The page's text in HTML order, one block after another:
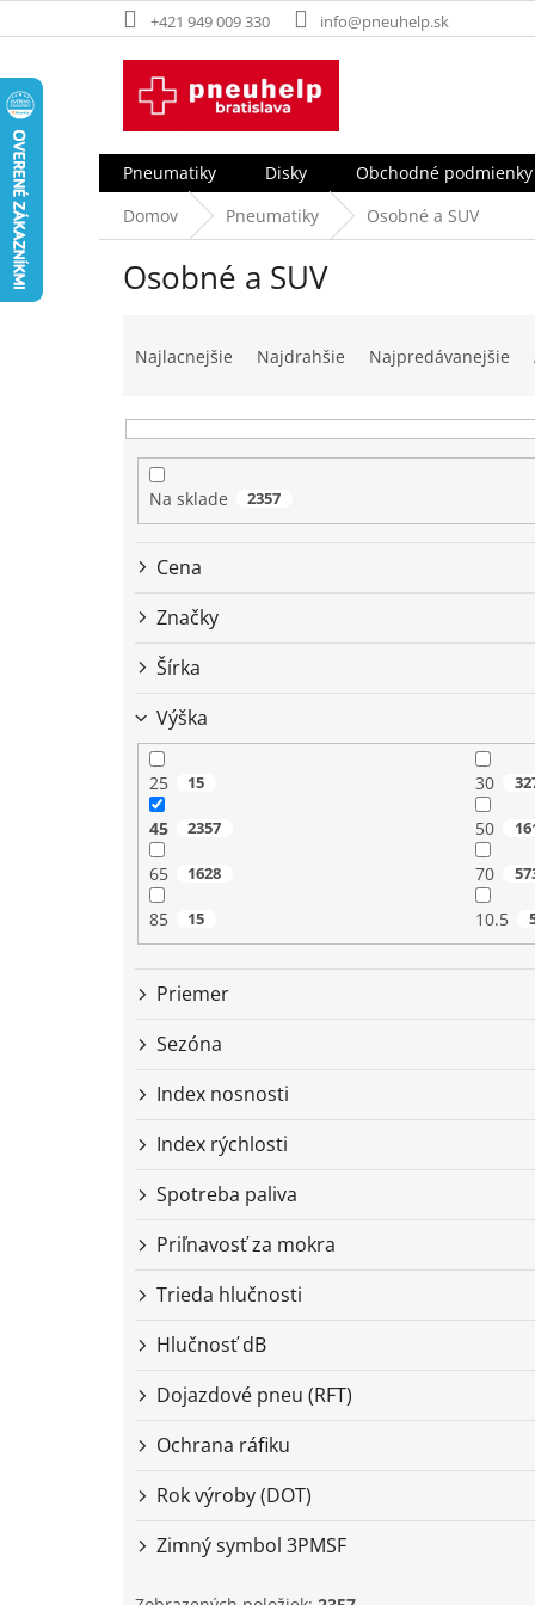
na
+421 949 009 330 info@pneuhelp.sk
Pneumatiky Disky Obchodné podmienky
Domov
Pneumatiky Osobné a SUV
Osobné a SUV
n
Najlacnejšie Najdrahšie Najpredávanejšie
Na sklade 2357
Cena
Značky
Šírka
Výška
25 15 30
45 2357 50
65 1628 70
85 15 10.5
Priemer
Sezóna
Index nosnosti
Index rýchlosti
Spotreba paliva
Priľnavosť za mokra
Trieda hlučnosti
Hlučnosť dB
Dojazdové pneu (RFT)
Ochrana ráfiku
Rok výroby (DOT)
Zimný symbol 3PMSF